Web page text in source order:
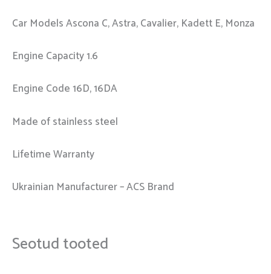
Car Models Ascona C, Astra, Cavalier, Kadett E, Monza
Engine Capacity 1.6
Engine Code 16D, 16DA
Made of stainless steel
Lifetime Warranty
Ukrainian Manufacturer – ACS Brand
Seotud tooted